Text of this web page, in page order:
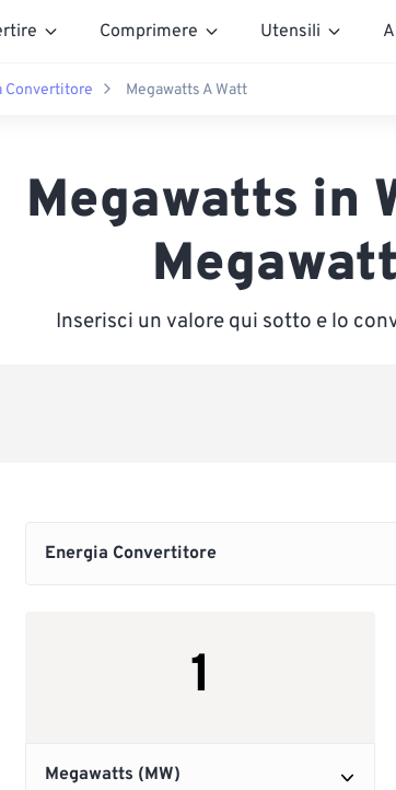
Comprimere Utensili
Convertitore Megawatts A Watt
Megawatts in
Inserisci un valore qui sotto e lo